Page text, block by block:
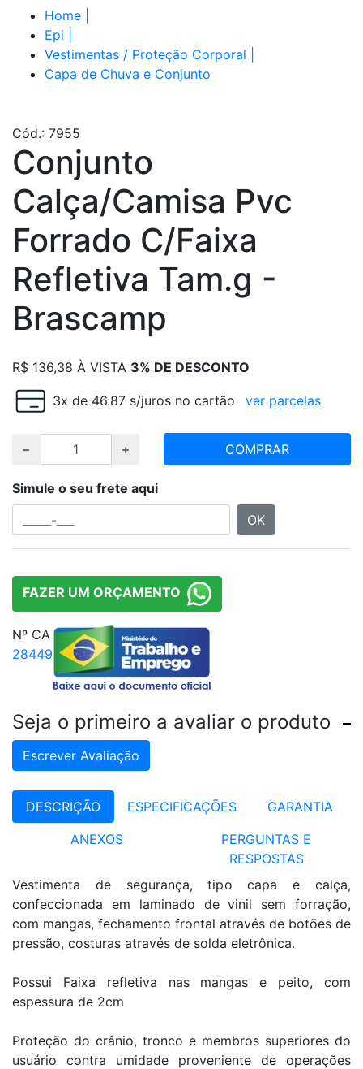
Home
Epi
Vestimentas / Proteção Corporal
Capa de Chuva e Conjunto
Cód.: 7955
Conjunto
Calça/Camisa Pvc
Forrado C/Faixa
Refletiva Tam.g -
Brascamp
R$ 136,38 À VISTA 3% DE DESCONTO
3x de 46.87 s/juros no cartão ver parcelas
COMPRAR
Simule o seu frete aqui
OK
FAZER UM ORÇAMENTO
Nº CA
28449
Seja o primeiro a avaliar o produto
Escrever Avaliação
DESCRIÇÃO ESPECIFICAÇÕES
GARANTIA
ANEXOS
PERGUNTAS E
RESPOSTAS
Vestimenta de segurança, tipo capa e calça,
confeccionada em laminado de vinil sem forração,
com mangas, fechamento frontal através de botões de
pressão, costuras através de solda eletrônica.
Possui Faixa refletiva nas mangas e peito, com
espessura de 2cm
Proteção do crânio, tronco e membros superiores do
usuário contra umidade proveniente de operações